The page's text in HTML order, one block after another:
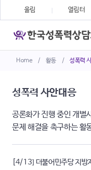
Home / 활동 / 성폭력
울림 열림터
성폭력 사안대응
공론화가 진행 중인 개별
문제 해결을 촉구하는 활
[4/13] 더불어민주당 지방